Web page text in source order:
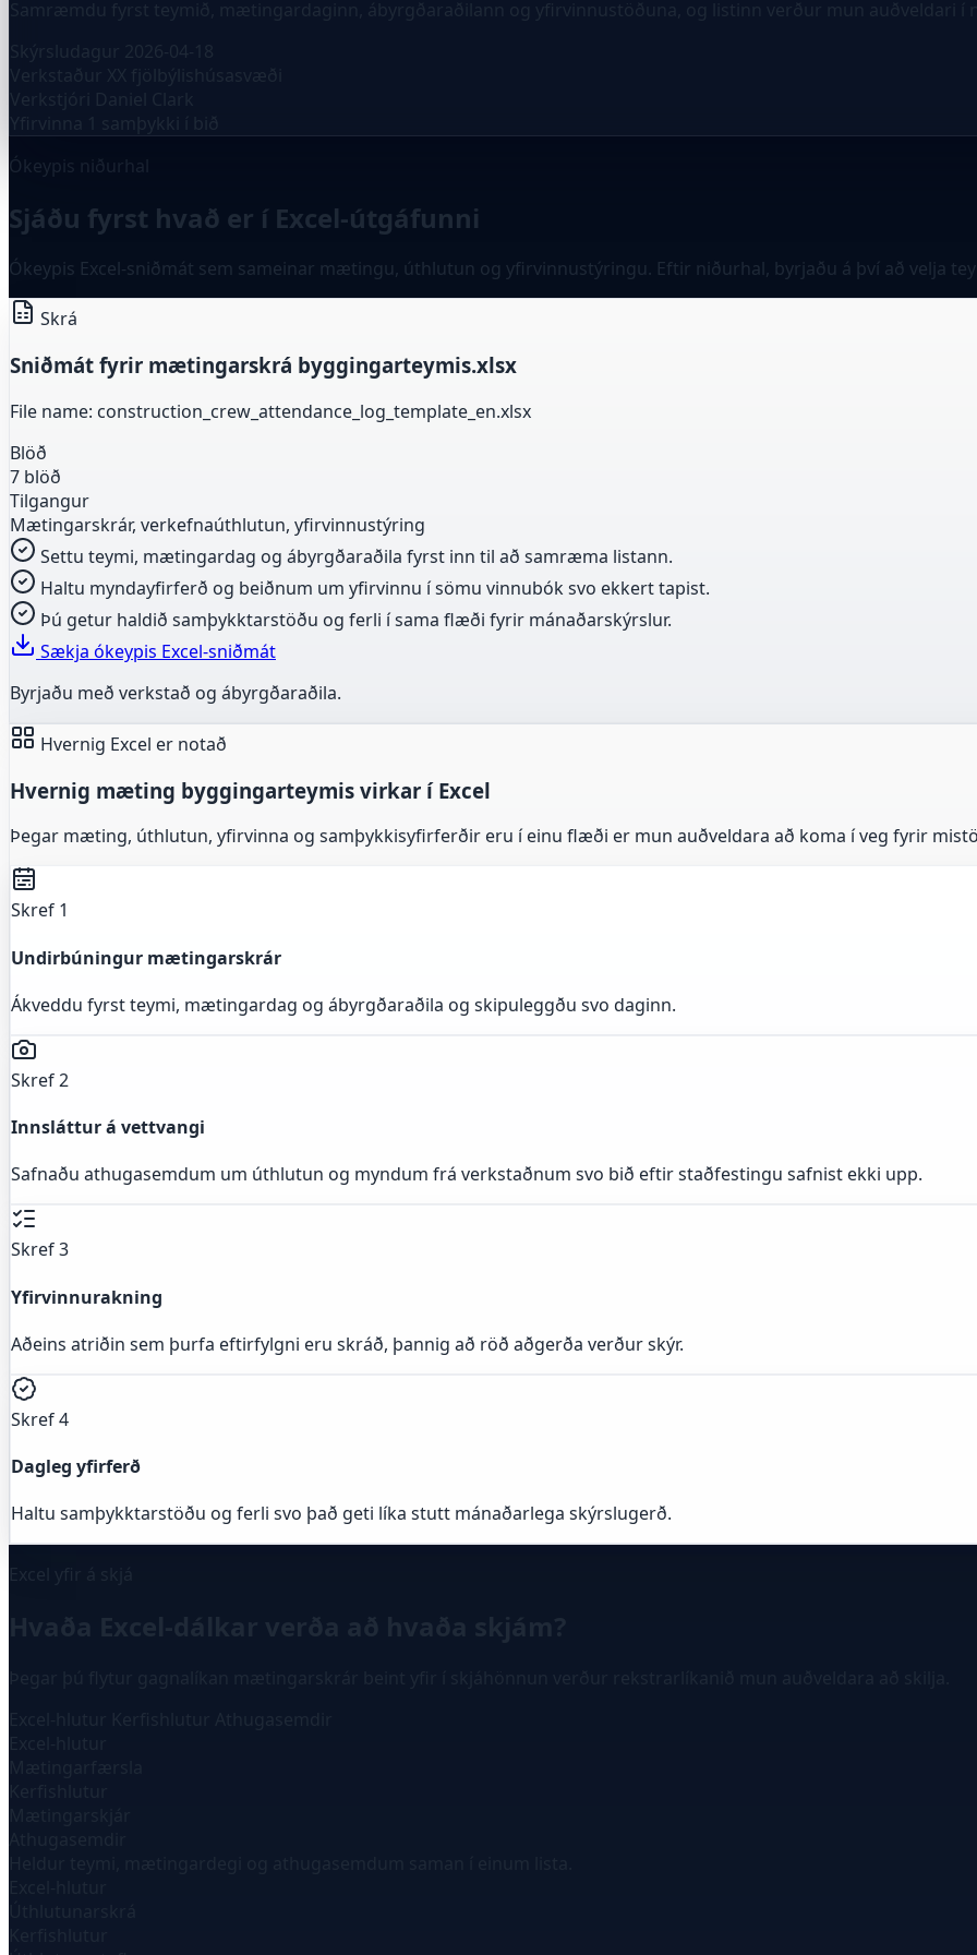
Samræmdu fyrst teymið, mætingardaginn, ábyrgðaraðilann og yfirvinnustöðuna, og listinn verður mun auðveldari í
Skýrsludagur
2026-04-18
Verkstaður
XX fjölbýlishúsasvæði
Verkstjóri
Daniel Clark
Yfirvinna
1 samþykki í bið
Ókeypis niðurhal
Sjáðu fyrst hvað er í Excel-útgáfunni
Ókeypis Excel-sniðmát sem sameinar mætingu, úthlutun og yfirvinnustýringu. Eftir niðurhal, byrjaðu á því að velja
Skrá
Sniðmát fyrir mætingarskrá byggingarteymis.xlsx
File name: construction_crew_attendance_log_template_en.xlsx
Blöð
7 blöð
Tilgangur
Mætingarskrár, verkefnaúthlutun, yfirvinnustýring
Settu teymi, mætingardag og ábyrgðaraðila fyrst inn til að samræma listann.
Haltu myndayfirferð og beiðnum um yfirvinnu í sömu vinnubók svo ekkert tapist.
Þú getur haldið samþykktarstöðu og ferli í sama flæði fyrir mánaðarskýrslur.
Sækja ókeypis Excel-sniðmát
Byrjaðu með verkstað og ábyrgðaraðila.
Hvernig Excel er notað
Hvernig mæting byggingarteymis virkar í Excel
Þegar mæting, úthlutun, yfirvinna og samþykkisyfirferðir eru í einu flæði er mun auðveldara að koma í veg fyrir
Skref 1
Undirbúningur mætingarskrár
Ákveddu fyrst teymi, mætingardag og ábyrgðaraðila og skipuleggðu svo daginn.
Skref 2
Innsláttur á vettvangi
Safnaðu athugasemdum um úthlutun og myndum frá verkstaðnum svo bið eftir staðfestingu safnist ekki upp.
Skref 3
Yfirvinnurakning
Aðeins atriðin sem þurfa eftirfylgni eru skráð, þannig að röð aðgerða verður skýr.
Skref 4
Dagleg yfirferð
Haltu samþykktarstöðu og ferli svo það geti líka stutt mánaðarlega skýrslugerð.
Excel yfir á skjá